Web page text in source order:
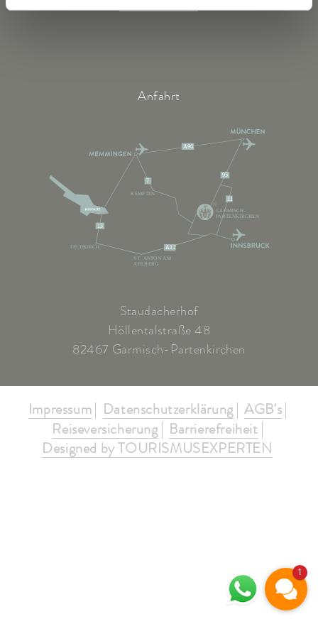
Anfahrt
A96
95
11
7
A12
13
KEMPTEN
ST. ANTON AM
ARLBERG
FELDKIRCH
GARMISCH-
PARTENKIRCHEN
Staudacherhof
Höllentalstraße 48
82467 Garmisch-Partenkirchen
Impressum Datenschutzerklärung
AGB's
Reiseversicherung
Barrierefreiheit
Designed by TOURISMUSEXPERTEN
1